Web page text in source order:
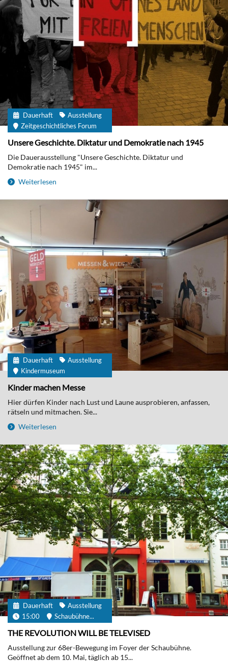
Dauerhaft
Ausstellung
Zeitgeschichtliches Forum
Unsere Geschichte. Diktatur und Demokratie nach 1945
Die Dauerausstellung "Unsere Geschichte. Diktatur und
Demokratie nach 1945" im...
Weiterlesen
Dauerhaft
Ausstellung
Kindermuseum
Kinder machen Messe
Hier dürfen Kinder nach Lust und Laune ausprobieren, anfassen,
rätseln und mitmachen. Sie...
Weiterlesen
Dauerhaft
Ausstellung
15:00
Schaubühne...
THE REVOLUTION WILL BE TELEVISED
Ausstellung zur 68er-Bewegung im Foyer der Schaubühne.
Geöffnet ab dem 10. Mai, täglich ab 15...